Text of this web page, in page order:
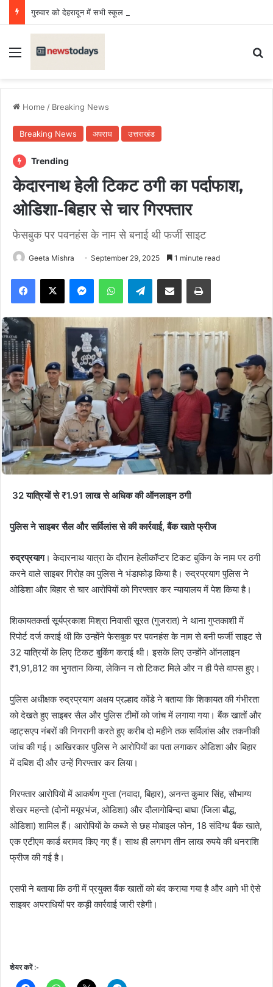
गुरुवार को देहरादून में सभी स्कूल और आंगनबाड़ी केंद्र बंद
Menu
Home / Breaking News
Breaking News अपराध उत्तराखंड
Trending
केदारनाथ हेली टिकट ठगी का पर्दाफाश,
ओडिशा-बिहार से चार गिरफ्तार
फेसबुक पर पवनहंस के नाम से बनाई थी फर्जी साइट
Geeta Mishra September 29, 2025 1 minute read
Facebook
X MessengerWhatsAppTelegramShare via Email Print
32 यात्रियों से ₹1.91 लाख से अधिक की ऑनलाइन ठगी
पुलिस ने साइबर सैल और सर्विलांस से की कार्रवाई, बैंक खाते फ्रीज
रुद्रप्रयाग। केदारनाथ यात्रा के दौरान हेलीकॉप्टर टिकट बुकिंग के नाम पर ठगी
करने वाले साइबर गिरोह का पुलिस ने भंडाफोड़ किया है। रुद्रप्रयाग पुलिस ने
ओडिशा और बिहार से चार आरोपियों को गिरफ्तार कर न्यायालय में पेश किया है।
शिकायतकर्ता सूर्यप्रकाश मिश्रा निवासी सूरत (गुजरात) ने थाना गुप्तकाशी में
रिपोर्ट दर्ज कराई थी कि उन्होंने फेसबुक पर पवनहंस के नाम से बनी फर्जी साइट से
32 यात्रियों के लिए टिकट बुकिंग कराई थी। इसके लिए उन्होंने ऑनलाइन
₹1,91,812 का भुगतान किया, लेकिन न तो टिकट मिले और न ही पैसे वापस हुए।
पुलिस अधीक्षक रुद्रप्रयाग अक्षय प्रल्हाद कोंडे ने बताया कि शिकायत की गंभीरता
को देखते हुए साइबर सैल और पुलिस टीमों को जांच में लगाया गया। बैंक खातों और
व्हाट्सएप नंबरों की निगरानी करते हुए करीब दो महीने तक सर्विलांस और तकनीकी
जांच की गई। आखिरकार पुलिस ने आरोपियों का पता लगाकर ओडिशा और बिहार
में दबिश दी और उन्हें गिरफ्तार कर लिया।
गिरफ्तार आरोपियों में आकर्षण गुप्ता (नवादा, बिहार), अनन्त कुमार सिंह, सौभाग्य
शेखर महन्तो (दोनों मयूरभंज, ओडिशा) और दौलागोबिन्दा बाघा (जिला बौद्ध,
ओडिशा) शामिल हैं। आरोपियों के कब्जे से छह मोबाइल फोन, 18 संदिग्ध बैंक खाते,
एक एटीएम कार्ड बरामद किए गए हैं। साथ ही लगभग तीन लाख रुपये की धनराशि
फ्रीज की गई है।
एसपी ने बताया कि ठगी में प्रयुक्त बैंक खातों को बंद कराया गया है और आगे भी ऐसे
साइबर अपराधियों पर कड़ी कार्रवाई जारी रहेगी।
शेयर करें :-